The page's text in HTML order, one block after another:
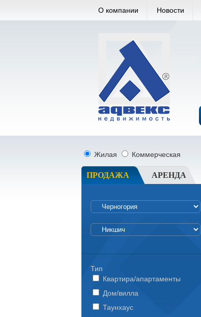
О компании Новости
Жилая Коммерческая
ПРОДАЖА АРЕНДА
Тип
Квартира/апартаменты
Дом/вилла
Таунхаус